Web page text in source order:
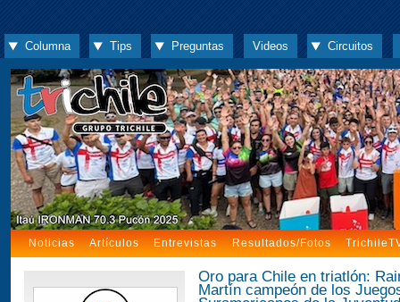
Columna Tips Preguntas Videos Circuitos
Noticias Artículos Entrevistas Resultados/Fotos
Oro para Chile en triatlón:
Martín campeón de los